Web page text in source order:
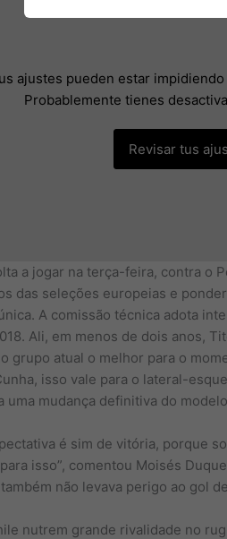
ajustes pueden estar
Probablemente tienes
Revisar tus
a jogar na terça-feira, contra o
das seleções europeias e
A comissão técnica adota
Ali, em menos de dois anos,
grupo atual o melhor para o
isso vale para o lateral-
uma mudança definitiva do
é sim de vitória, porque
isso”, comentou Moisés
não levava perigo ao gol
nutrem grande rivalidade no